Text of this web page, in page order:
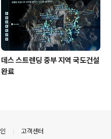
데스 스트렌딩 중부 지역 국도건설
완료
고객센터